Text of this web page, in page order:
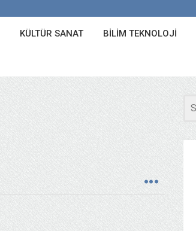
KÜLTÜR SANAT BILIM TEKNOLOJI